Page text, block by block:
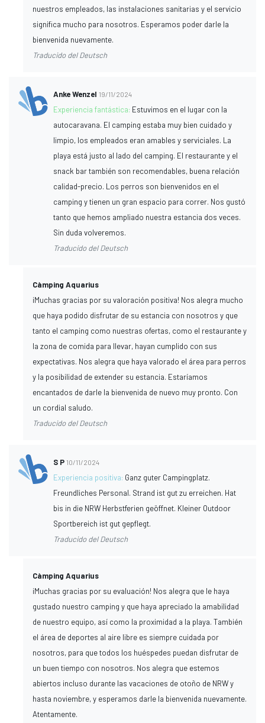
nuestros empleados, las instalaciones sanitarias y el servicio
significa mucho para nosotros. Esperamos poder darle la
bienvenida nuevamente.
Traducido del Deutsch
Anke Wenzel 19/11/2024
Experiencia fantástica: Estuvimos en el lugar con la
autocaravana. El camping estaba muy bien cuidado y
limpio, los empleados eran amables y serviciales. La
playa está justo al lado del camping. El restaurante y el
snack bar también son recomendables, buena relación
calidad-precio. Los perros son bienvenidos en el
camping y tienen un gran espacio para correr. Nos gustó
tanto que hemos ampliado nuestra estancia dos veces.
Sin duda volveremos.
Traducido del Deutsch
Càmping Aquarius
¡Muchas gracias por su valoración positiva! Nos alegra mucho
que haya podido disfrutar de su estancia con nosotros y que
tanto el camping como nuestras ofertas, como el restaurante y
la zona de comida para llevar, hayan cumplido con sus
expectativas. Nos alegra que haya valorado el área para perros
y la posibilidad de extender su estancia. Estaríamos
encantados de darle la bienvenida de nuevo muy pronto. Con
un cordial saludo.
Traducido del Deutsch
S P 10/11/2024
Experiencia positiva: Ganz guter Campingplatz.
Freundliches Personal. Strand ist gut zu erreichen. Hat
bis in die NRW Herbstferien geöffnet. Kleiner Outdoor
Sportbereich ist gut gepflegt.
Traducido del Deutsch
Càmping Aquarius
¡Muchas gracias por su evaluación! Nos alegra que le haya
gustado nuestro camping y que haya apreciado la amabilidad
de nuestro equipo, así como la proximidad a la playa. También
el área de deportes al aire libre es siempre cuidada por
nosotros, para que todos los huéspedes puedan disfrutar de
un buen tiempo con nosotros. Nos alegra que estemos
abiertos incluso durante las vacaciones de otoño de NRW y
hasta noviembre, y esperamos darle la bienvenida nuevamente.
Atentamente.